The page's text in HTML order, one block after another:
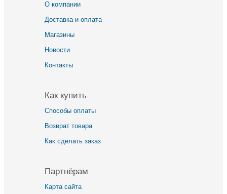
О компании
Доставка и оплата
Магазины
Новости
Контакты
Как купить
Способы оплаты
Возврат товара
Как сделать заказ
Партнёрам
Карта сайта